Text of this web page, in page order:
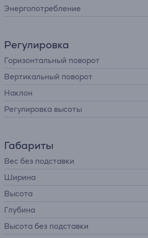
Энергопотребление
Регулировка
Горизонтальный поворот
Вертикальный поворот
Наклон
Регулировка высоты
Габариты
Вес без подставки
Ширина
Высота
Глубина
Высота без подставки